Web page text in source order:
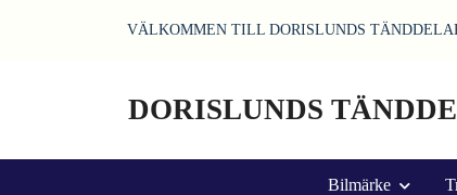
VÄLKOMMEN TILL DORISLUNDS
DORISLUNDS
Bilmärke